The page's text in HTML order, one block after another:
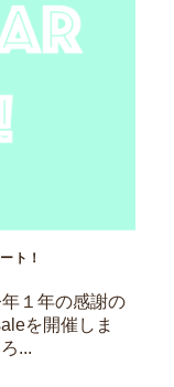
ト！
１年の感謝の
を開催しま
...